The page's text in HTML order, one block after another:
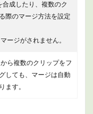
成したり、複数のク
際のマージ方法を設定
ージがされません。
ら複数のクリップをフ
しても、マージは自動
ます。